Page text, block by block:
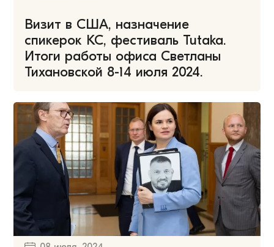
Визит в США, назначение
спикерок КС, фестиваль Tutaka.
Итоги работы офиса Светланы
Тихановской 8-14 июля 2024.